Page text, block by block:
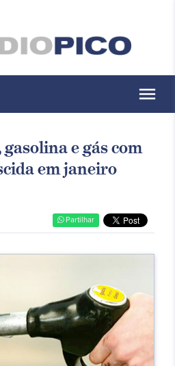
menu
gasolina e gás com
em janeiro
Partilhar